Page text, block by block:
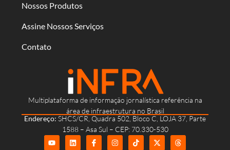
Multiplataforma de informação jornalística referência na
área de infraestrutura no Brasil
Endereço: SHCS/CR, Quadra 502, Bloco C, LOJA 37, Parte
1588 – Asa Sul – CEP: 70.330-530
Nossos Produtos
Assine Nossos Serviços
Contato